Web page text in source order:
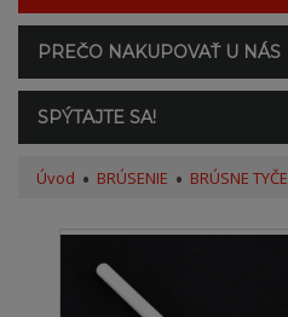
PREČO NAKUPOVAŤ U NÁS
SPÝTAJTE SA!
Úvod BRÚSENIE BRÚSNE TYČE